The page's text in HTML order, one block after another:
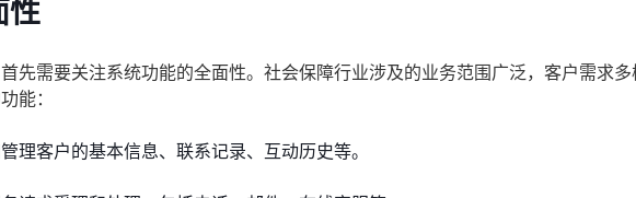
性
先需要关注系统功能的全面性。社会保障行业涉及的业务范围广泛，客户需求
能：
理客户的基本信息、联系记录、互动历史等。